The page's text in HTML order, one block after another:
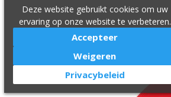
Deze website gebruikt cookies om uw
ervaring op onze website te verbeteren.
Accepteer
Weigeren
Privacybeleid